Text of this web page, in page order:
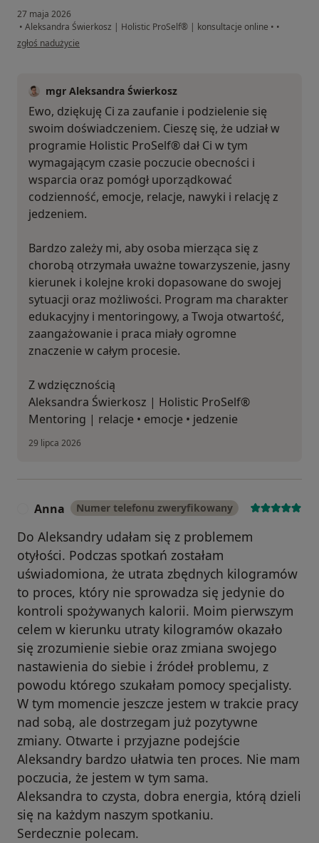
27 maja 2026
• Aleksandra Świerkosz | Holistic ProSelf® | konsultacje online • •
w opinii użytkownika Edyta
zgłoś nadużycie
mgr Aleksandra Świerkosz
Ewo, dziękuję Ci za zaufanie i podzielenie się
swoim doświadczeniem. Cieszę się, że udział w
programie Holistic ProSelf® dał Ci w tym
wymagającym czasie poczucie obecności i
wsparcia oraz pomógł uporządkować
codzienność, emocje, relacje, nawyki i relację z
jedzeniem.
Bardzo zależy mi, aby osoba mierząca się z
chorobą otrzymała uważne towarzyszenie, jasny
kierunek i kolejne kroki dopasowane do swojej
sytuacji oraz możliwości. Program ma charakter
edukacyjny i mentoringowy, a Twoja otwartość,
zaangażowanie i praca miały ogromne
znaczenie w całym procesie.
Z wdzięcznością
Aleksandra Świerkosz | Holistic ProSelf®
Mentoring | relacje • emocje • jedzenie
29 lipca 2026
Anna Numer telefonu zweryfikowany
Do Aleksandry udałam się z problemem
otyłości. Podczas spotkań zostałam
uświadomiona, że utrata zbędnych kilogramów
to proces, który nie sprowadza się jedynie do
kontroli spożywanych kalorii. Moim pierwszym
celem w kierunku utraty kilogramów okazało
się zrozumienie siebie oraz zmiana swojego
nastawienia do siebie i źródeł problemu, z
powodu którego szukałam pomocy specjalisty.
W tym momencie jeszcze jestem w trakcie pracy
nad sobą, ale dostrzegam już pozytywne
zmiany. Otwarte i przyjazne podejście
Aleksandry bardzo ułatwia ten proces. Nie mam
poczucia, że jestem w tym sama.
Aleksandra to czysta, dobra energia, którą dzieli
się na każdym naszym spotkaniu.
Serdecznie polecam.